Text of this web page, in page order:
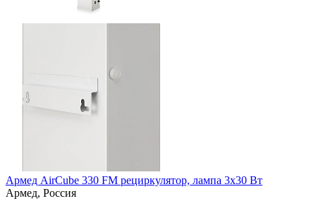
Армед AirCube 330 FM рециркулятор, лампа 3х30 Вт
Армед, Россия